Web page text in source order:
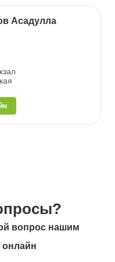
Асадулла
вопрос нашим
онлайн